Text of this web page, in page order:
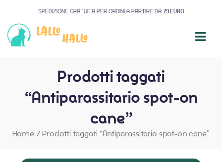
SPEDIZIONE GRATUITA PER ORDINI A PARTIRE DA 79 EURO
Prodotti taggati
“Antiparassitario spot-on
cane”
Home / Prodotti taggati “Antiparassitario spot-on cane”